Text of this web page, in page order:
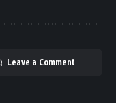
Leave a Comment